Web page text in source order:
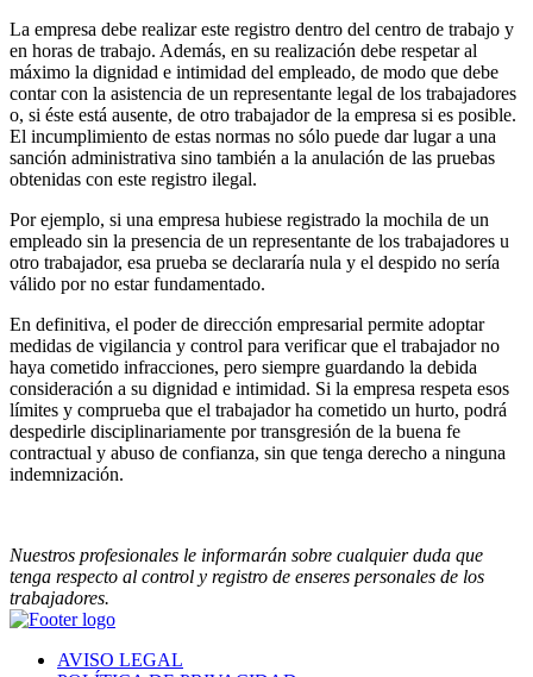
La empresa debe realizar este registro dentro del centro de trabajo y
en horas de trabajo. Además, en su realización debe respetar al
máximo la dignidad e intimidad del empleado, de modo que debe
contar con la asistencia de un representante legal de los trabajadores
o, si éste está ausente, de otro trabajador de la empresa si es posible.
El incumplimiento de estas normas no sólo puede dar lugar a una
sanción administrativa sino también a la anulación de las pruebas
obtenidas con este registro ilegal.
Por ejemplo, si una empresa hubiese registrado la mochila de un
empleado sin la presencia de un representante de los trabajadores u
otro trabajador, esa prueba se declararía nula y el despido no sería
válido por no estar fundamentado.
En definitiva, el poder de dirección empresarial permite adoptar
medidas de vigilancia y control para verificar que el trabajador no
haya cometido infracciones, pero siempre guardando la debida
consideración a su dignidad e intimidad. Si la empresa respeta esos
límites y comprueba que el trabajador ha cometido un hurto, podrá
despedirle disciplinariamente por transgresión de la buena fe
contractual y abuso de confianza, sin que tenga derecho a ninguna
indemnización.
Nuestros profesionales le informarán sobre cualquier duda que
tenga respecto al control y registro de enseres personales de los
trabajadores.
AVISO LEGAL